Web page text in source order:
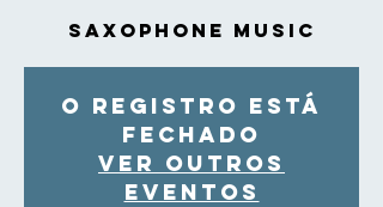
Saxophone Music
O registro está
fechado
Ver outros
eventos